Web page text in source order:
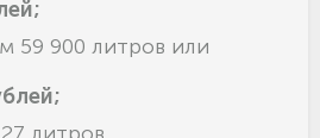
59 900 литров или